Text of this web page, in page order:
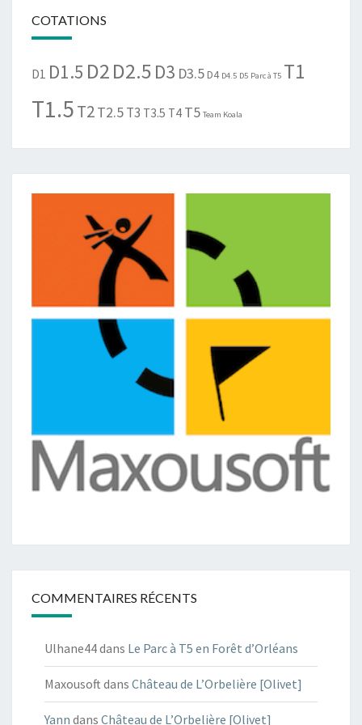
COTATIONS
D1 D1.5 D2D2.5 D3 D3.5 D4 D4.5 D5 Parc à T5 T1
T1.5T2T2.5T3 T3.5 T4 T5 Team Koala
COMMENTAIRES RÉCENTS
Ulhane44dans Le Parc à T5 en Forêt d’Orléans
Maxousoftdans Château de L’Orbelière [Olivet]
Yann dans Château de L’Orbelière [Olivet]